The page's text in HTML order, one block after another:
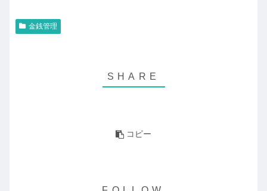
金銭管理
コピー